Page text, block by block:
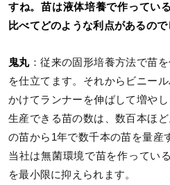
すね。苗は液体培養で作ってい
比べてどのような利点があるので
鬼丸：従来の固形培養方法で苗
を仕立てます。それからビニー
かけてランナーを伸ばして増や
生産できる苗の数は、数百本ほ
の苗から1年で数千本の苗を量産
当社は無菌環境で苗を作ってい
を最小限に抑えられます。